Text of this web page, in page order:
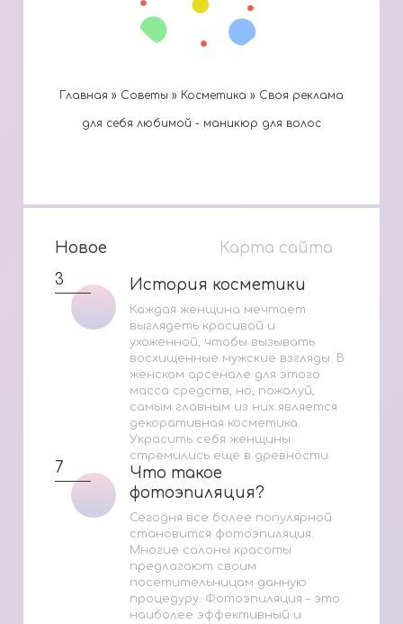
Главная » Cоветы » Косметика » Своя реклама
для себя любимой - маникюр для волос
Новое
Карта сайта
3
История косметики
История косметики
Каждая женщина мечтает
выглядеть красивой и
ухоженной, чтобы вызывать
восхищенные мужские взгляды. В
женском арсенале для этого
масса средств, но, пожалуй,
самым главным из них является
декоративная косметика.
Украсить себя женщины
стремились еще в древности.
7
Что такое
фотоэпиляция?
Что такое
фотоэпиляция?
Сегодня все более популярной
становится фотоэпиляция.
Многие салоны красоты
предлагают своим
посетительницам данную
процедуру. Фотоэпиляция – это
наиболее эффективный и